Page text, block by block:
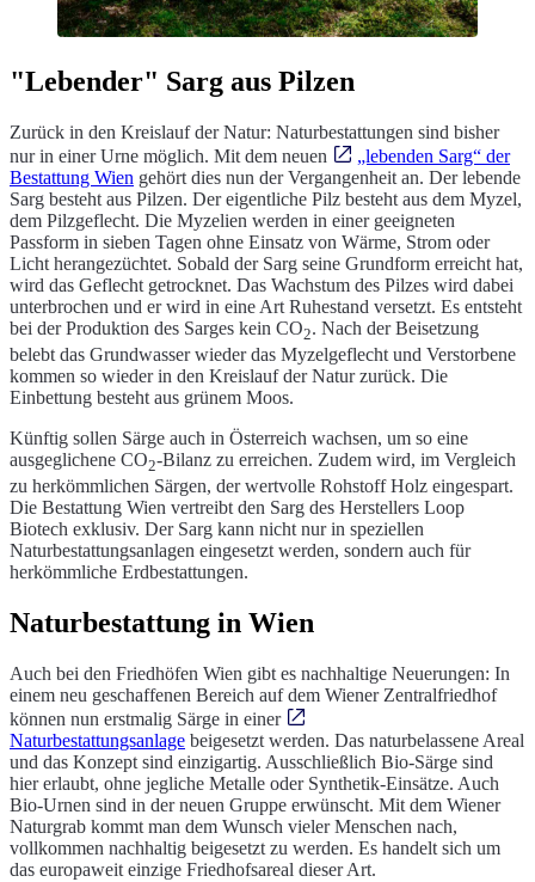
"Lebender" Sarg aus Pilzen
Zurück in den Kreislauf der Natur: Naturbestattungen sind bisher
nur in einer Urne möglich. Mit dem neuen
„lebenden Sarg“ der
Bestattung Wien gehört dies nun der Vergangenheit an. Der lebende
Sarg besteht aus Pilzen. Der eigentliche Pilz besteht aus dem Myzel,
dem Pilzgeflecht. Die Myzelien werden in einer geeigneten
Passform in sieben Tagen ohne Einsatz von Wärme, Strom oder
Licht herangezüchtet. Sobald der Sarg seine Grundform erreicht hat,
wird das Geflecht getrocknet. Das Wachstum des Pilzes wird dabei
unterbrochen und er wird in eine Art Ruhestand versetzt. Es entsteht
bei der Produktion des Sarges kein CO2. Nach der Beisetzung
belebt das Grundwasser wieder das Myzelgeflecht und Verstorbene
kommen so wieder in den Kreislauf der Natur zurück. Die
Einbettung besteht aus grünem Moos.
Künftig sollen Särge auch in Österreich wachsen, um so eine
ausgeglichene CO2-Bilanz zu erreichen. Zudem wird, im Vergleich
zu herkömmlichen Särgen, der wertvolle Rohstoff Holz eingespart.
Die Bestattung Wien vertreibt den Sarg des Herstellers Loop
Biotech exklusiv. Der Sarg kann nicht nur in speziellen
Naturbestattungsanlagen eingesetzt werden, sondern auch für
herkömmliche Erdbestattungen.
Naturbestattung in Wien
Auch bei den Friedhöfen Wien gibt es nachhaltige Neuerungen: In
einem neu geschaffenen Bereich auf dem Wiener Zentralfriedhof
können nun erstmalig Särge in einer
Naturbestattungsanlage beigesetzt werden. Das naturbelassene Areal
und das Konzept sind einzigartig. Ausschließlich Bio-Särge sind
hier erlaubt, ohne jegliche Metalle oder Synthetik-Einsätze. Auch
Bio-Urnen sind in der neuen Gruppe erwünscht. Mit dem Wiener
Naturgrab kommt man dem Wunsch vieler Menschen nach,
vollkommen nachhaltig beigesetzt zu werden. Es handelt sich um
das europaweit einzige Friedhofsareal dieser Art.